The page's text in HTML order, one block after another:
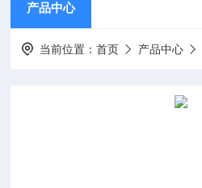
产品中心
当前位置：首页 产品中心